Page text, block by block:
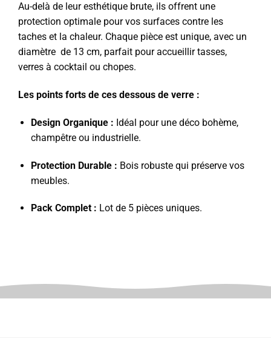
Au-delà de leur esthétique brute, ils offrent une
protection optimale pour vos surfaces contre les
taches et la chaleur. Chaque pièce est unique, avec un
diamètre de 13 cm, parfait pour accueillir tasses,
verres à cocktail ou chopes.
Les points forts de ces dessous de verre :
Design Organique : Idéal pour une déco bohème,
champêtre ou industrielle.
Protection Durable : Bois robuste qui préserve vos
meubles.
Pack Complet : Lot de 5 pièces uniques.